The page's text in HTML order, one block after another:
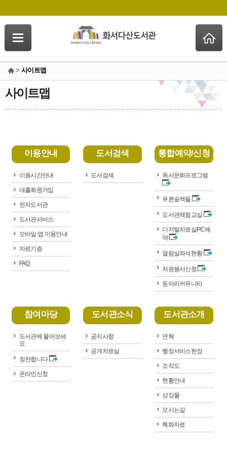
> 사이트맵
사이트맵
이용안내
이용시간안내
대출회원가입
전자도서관
도서관서비스
모바일 앱 이용안내
자료기증
FAQ
도서검색
도서검색
통합예약/신청
독서문화프로그램
푸른숲책뜰
도서관체험교실
디지털자료실PC예
약
열람실좌석현황
자원봉사신청
동아리커뮤니티
참여마당
도서관에 물어보세
요
칭찬합니다
온라인신청
도서관소식
공지사항
공개자료실
도서관소개
연혁
행정서비스헌장
조직도
현황안내
상징물
오시는길
특화자료